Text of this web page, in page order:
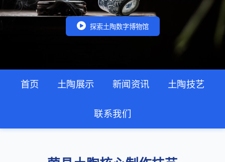
探索土陶数字博物馆
首页 土陶展示 新闻资讯 土陶技艺
联系我们